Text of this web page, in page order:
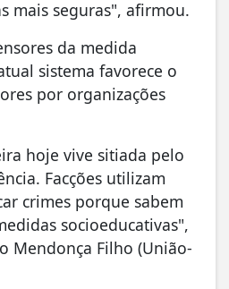
mais seguras", afirmou.
da medida
sistema favorece o
por organizações
hoje vive sitiada pelo
Facções utilizam
crimes porque sabem
socioeducativas",
Mendonça Filho (União-